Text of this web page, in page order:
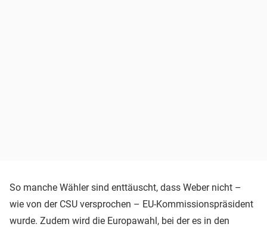
So manche Wähler sind enttäuscht, dass Weber nicht –
wie von der CSU versprochen – EU-Kommissionspräsident
wurde. Zudem wird die Europawahl, bei der es in den